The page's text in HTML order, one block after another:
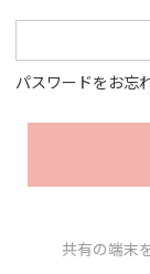
パスワードをお忘
共有の端末